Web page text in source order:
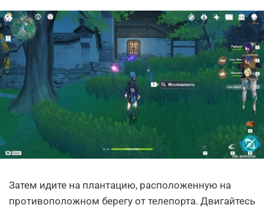
Затем идите на плантацию, расположенную на
противоположном берегу от телепорта. Двигайтесь